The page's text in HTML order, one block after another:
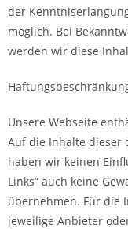
der
möglich. Bei
werden wir diese
Unsere Webseite
Auf die Inhalte dieser
haben wir keinen
Links“ auch keine
übernehmen. Für die
jeweilige Anbieter